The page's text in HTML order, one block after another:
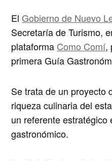
ElGobierno de Nuevo
Secretaría de Turismo,
plataforma Como Comí,
primeraGuía
Se trata de un proyecto
riqueza culinaria del
un referente estratégico
gastronómico.